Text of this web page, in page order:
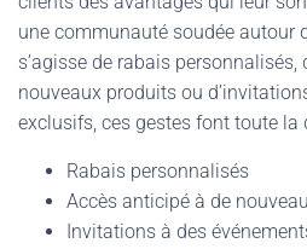
une communauté soudée autour
s’agisse de rabais personnalisés,
nouveaux produits ou
exclusifs, ces gestes font toute la
Rabais personnalisés
Accès anticipé à de
Invitations à des